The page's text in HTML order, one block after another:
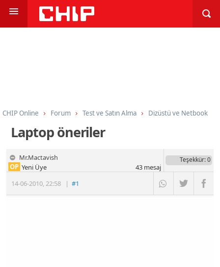
CHIP Online Forum Test ve Satın Alma Dizüstü ve Netbook
Laptop öneriler
Mr.Mactavish
14-06-2010,22:58 |#1
OP Yeni Üye
Teşekkür: 0
43mesaj